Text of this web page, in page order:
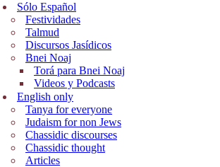
Sólo Español
Festividades
Talmud
Discursos Jasídicos
Bnei Noaj
Torá para Bnei Noaj
Videos y Podcasts
English only
Tanya for everyone
Judaism for non Jews
Chassidic discourses
Chassidic thought
Articles